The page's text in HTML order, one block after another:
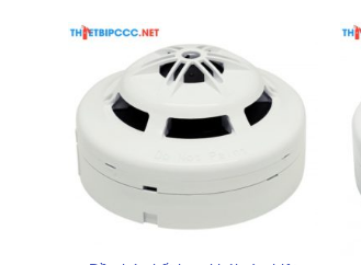
Trung tâm báo cháy 50 kênh
nhiều công nghệ thông minh giúp tối
Cơ chế lọc báo giả thông minh
sẽ reset trong 1 giây sau 9 giây
mới chính thức phát báo động.